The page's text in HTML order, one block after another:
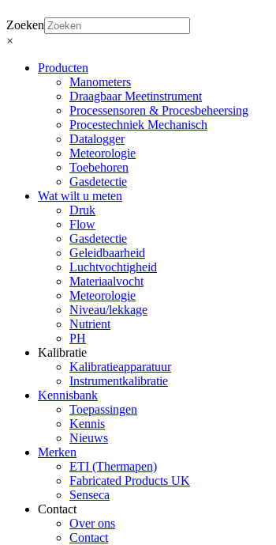
Zoeken
×
Producten
Manometers
Draagbaar Meetinstrument
Processensoren & Procesbeheersing
Procestechniek Mechanisch
Datalogger
Meteorologie
Toebehoren
Gasdetectie
Wat wilt u meten
Druk
Flow
Gasdetectie
Geleidbaarheid
Luchtvochtigheid
Materiaalvocht
Meteorologie
Niveau/lekkage
Nutrient
PH
Kalibratie
Kalibratieapparatuur
Instrumentkalibratie
Kennisbank
Toepassingen
Kennis
Nieuws
Merken
ETI (Thermapen)
Fabricated Products UK
Senseca
Contact
Over ons
Contact